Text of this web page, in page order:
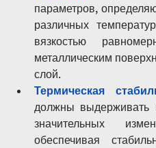
параметров,
различных
вязкостью
металлическим
слой.
Термическая
должны выдерживать
значительных
обеспечивая